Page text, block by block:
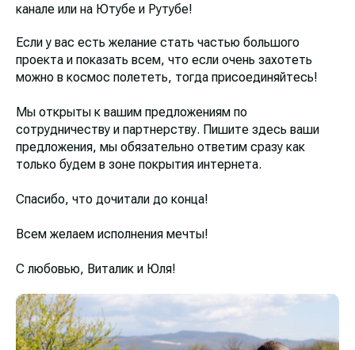
канале или на Ютубе и Рутубе!
Если у вас есть желание стать частью большого
проекта и показать всем, что если очень захотеть
можно в космос полететь, тогда присоединяйтесь!
Мы открыты к вашим предложениям по
сотрудничеству и партнерству. Пишите здесь ваши
предложения, мы обязательно ответим сразу как
только будем в зоне покрытия интернета.
Спасибо, что дочитали до конца!
Всем желаем исполнения мечты!
С любовью, Виталик и Юля!